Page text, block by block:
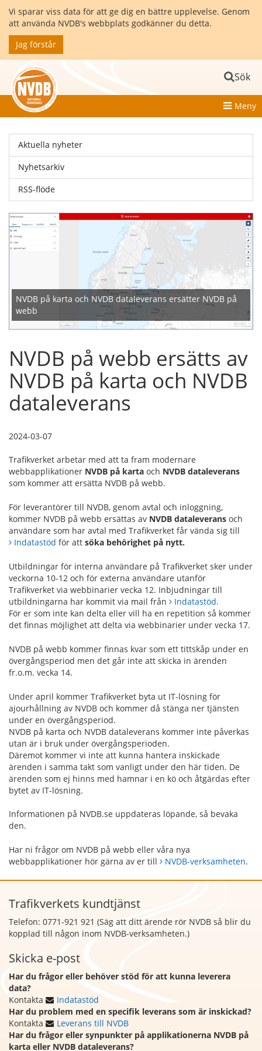
Vi sparar viss data för att ge dig en bättre upplevelse. Genom
att använda NVDB's webbplats godkänner du detta.
Jag förstår
Sök
Meny
Aktuella nyheter
Nyhetsarkiv
RSS-flöde
NVDB på karta och NVDB dataleverans ersätter NVDB på
webb
NVDB på webb ersätts av
NVDB på karta och NVDB
dataleverans
2024-03-07
Trafikverket arbetar med att ta fram modernare
webbapplikationer NVDB på karta och NVDB dataleverans
som kommer att ersätta NVDB på webb.
För leverantörer till NVDB, genom avtal och inloggning,
kommer NVDB på webb ersättas av NVDB dataleverans och
användare som har avtal med Trafikverket får vända sig till
Indatastöd för att söka behörighet på nytt.
Utbildningar för interna användare på Trafikverket sker under
veckorna 10-12 och för externa användare utanför
Trafikverket via webbinarier vecka 12. Inbjudningar till
utbildningarna har kommit via mail från
Indatastöd.
För er som inte kan delta eller vill ha en repetition så kommer
det finnas möjlighet att delta via webbinarier under vecka 17.
NVDB på webb kommer finnas kvar som ett tittskåp under en
övergångsperiod men det går inte att skicka in ärenden
fr.o.m. vecka 14.
Under april kommer Trafikverket byta ut IT-lösning för
ajourhållning av NVDB och kommer då stänga ner tjänsten
under en övergångsperiod.
NVDB på karta och NVDB dataleverans kommer inte påverkas
utan är i bruk under övergångsperioden.
Däremot kommer vi inte att kunna hantera inskickade
ärenden i samma takt som vanligt under den här tiden. De
ärenden som ej hinns med hamnar i en kö och åtgärdas efter
bytet av IT-lösning.
Informationen på NVDB.se uppdateras löpande, så bevaka
den.
Har ni frågor om NVDB på webb eller våra nya
webbapplikationer hör gärna av er till
NVDB-verksamheten.
Trafikverkets kundtjänst
Telefon: 0771-921 921 (Säg att ditt ärende rör NVDB så blir du
kopplad till någon inom NVDB-verksamheten.)
Skicka e-post
Har du frågor eller behöver stöd för att kunna leverera
data?
Kontakta
Indatastöd
Har du problem med en specifik leverans som är inskickad?
Kontakta
Leverans till NVDB
Har du frågor eller synpunkter på applikationerna NVDB på
karta eller NVDB dataleverans?